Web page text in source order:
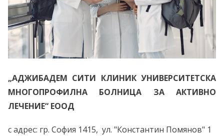
„АДЖИБАДЕМ СИТИ КЛИНИК УНИВЕРСИТЕТСКА
МНОГОПРОФИЛНА БОЛНИЦА ЗА АКТИВНО
ЛЕЧЕНИЕ“ ЕООД
с адрес: гр. София 1415, ул. "Константин Помянов" 1